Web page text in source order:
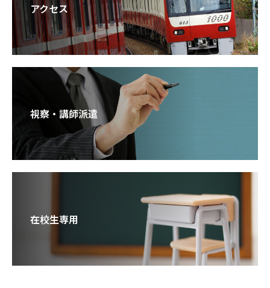
アクセス
視察・講師派遣
在校生専用